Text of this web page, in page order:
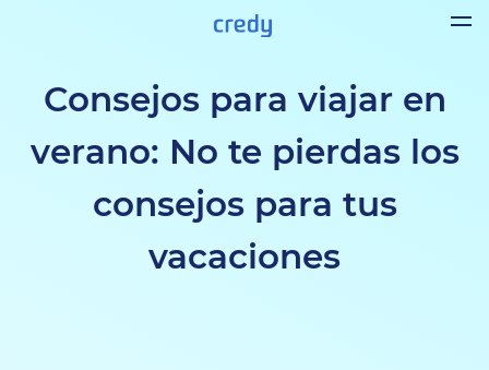
Consejos para viajar en
verano: No te pierdas los
consejos para tus
vacaciones